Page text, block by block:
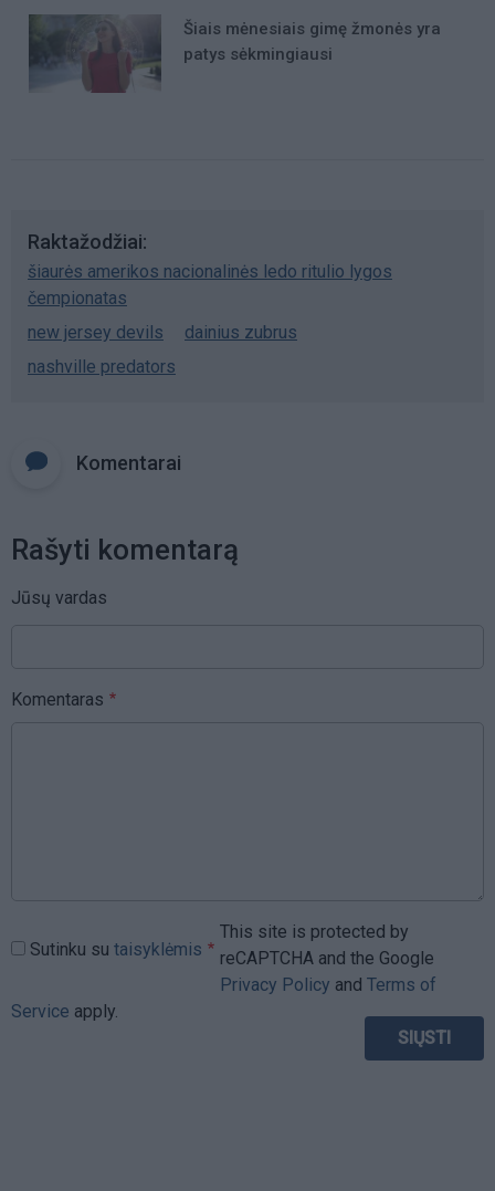
Šiais mėnesiais gimę žmonės yra
patys sėkmingiausi
Raktažodžiai
šiaurės amerikos nacionalinės ledo ritulio lygos
čempionatas
new jersey devils
dainius zubrus
nashville predators
Komentarai
Rašyti komentarą
Jūsų vardas
Komentaras
Sutinku su taisyklėmis
This site is protected by
reCAPTCHA and the Google
Privacy Policy and Terms of
Service apply.